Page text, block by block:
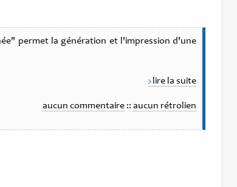
permet la génération et l'impression d'une
lire la suite
aucun commentaire :: aucun rétrolien